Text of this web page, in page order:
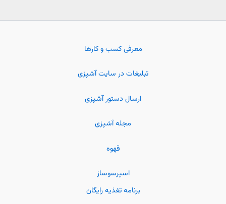
معرفی کسب و کارها
تبلیغات در سایت آشپزی
ارسال دستور آشپزی
مجله آشپزی
قهوه
اسپرسوساز
برنامه تغذیه رایگان